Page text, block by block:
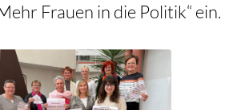
Frauen in die Politik“ ein.